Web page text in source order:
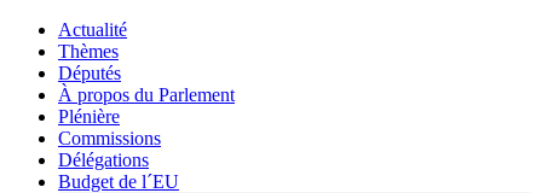
Actualité
Thèmes
Députés
À propos du Parlement
Plénière
Commissions
Délégations
Budget de l´EU